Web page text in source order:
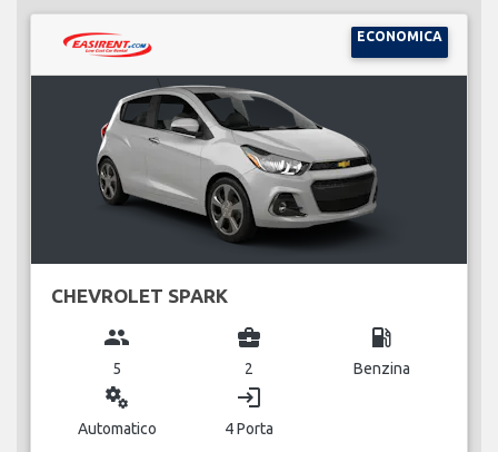
ECONOMICA
CHEVROLET SPARK
group
5
business_center
2
local_gas_station
Benzina
miscellaneous_services
Automatico
login
4 Porta